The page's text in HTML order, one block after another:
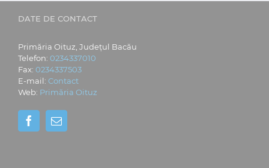
DATE DE CONTACT
Primăria Oituz, Județul Bacău
Telefon: 0234337010
Fax: 0234337503
E-mail: Contact
Web: Primăria Oituz